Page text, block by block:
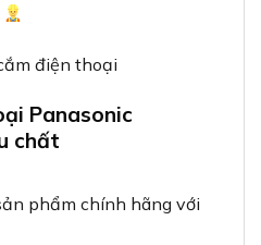
Panasonic
chất
phẩm chính hãng với